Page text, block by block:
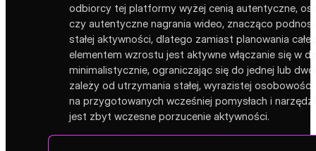
odbiorcy tej platformy wyżej cenią autentyczne,
czy autentyczne nagrania wideo, znacząco
stałej aktywności, dlatego zamiast planowania
elementem wzrostu jest aktywne włączanie się w
minimalistycznie, ograniczając się do jednej lub
zależy od utrzymania stałej, wyrazistej
na przygotowanych wcześniej pomysłach i
jest zbyt wczesne porzucenie aktywności.